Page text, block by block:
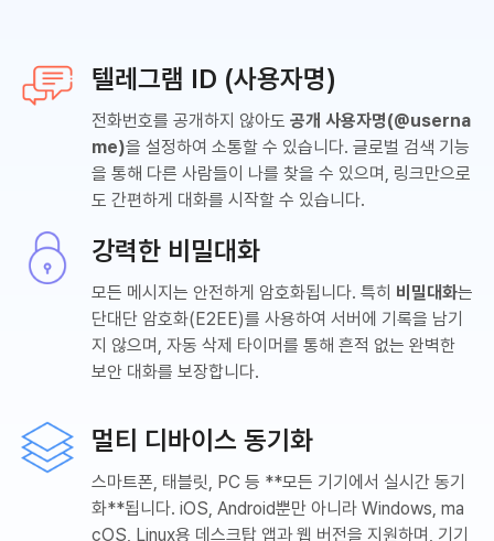
텔레그램 ID (사용자명)
전화번호를 공개하지 않아도 공개 사용자명(@userna
me)을 설정하여 소통할 수 있습니다. 글로벌 검색 기능
을 통해 다른 사람들이 나를 찾을 수 있으며, 링크만으로
도 간편하게 대화를 시작할 수 있습니다.
강력한 비밀대화
모든 메시지는 안전하게 암호화됩니다. 특히 비밀대화는
단대단 암호화(E2EE)를 사용하여 서버에 기록을 남기
지 않으며, 자동 삭제 타이머를 통해 흔적 없는 완벽한
보안 대화를 보장합니다.
멀티 디바이스 동기화
스마트폰, 태블릿, PC 등 **모든 기기에서 실시간 동기
화**됩니다. iOS, Android뿐만 아니라 Windows, ma
cOS, Linux용 데스크탑 앱과 웹 버전을 지원하며, 기기